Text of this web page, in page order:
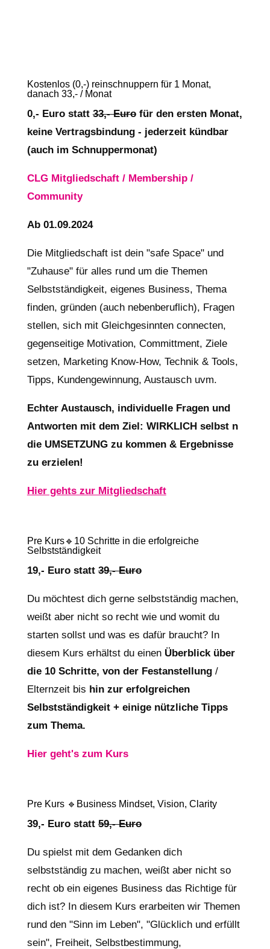
Kostenlos (0,-) reinschnuppern für 1 Monat,
danach 33,- / Monat
0,- Euro statt33,- Eurofür den ersten Monat,
keine Vertragsbindung - jederzeit kündbar
(auch im Schnuppermonat)
CLG Mitgliedschaft / Membership /
Community
Ab 01.09.2024
Die Mitgliedschaft ist dein "safe Space" und
"Zuhause" für alles rund um die Themen
Selbstständigkeit, eigenes Business, Thema
finden, gründen (auch nebenberuflich), Fragen
stellen, sich mit Gleichgesinnten connecten,
gegenseitige Motivation, Committment, Ziele
setzen, Marketing Know-How, Technik & Tools,
Tipps, Kundengewinnung, Austausch uvm.
Echter Austausch, individuelle Fragen und
Antworten mit dem Ziel: WIRKLICH selbst n
die UMSETZUNG zu kommen & Ergebnisse
zu erzielen!
Hier gehts zur Mitgliedschaft
Pre Kurs🔹10 Schritte in die erfolgreiche
Selbstständigkeit
19,- Euro statt39,- Euro
Du möchtest dich gerne selbstständig machen,
weißt aber nicht so recht wie und womit du
starten sollst und was es dafür braucht? In
diesem Kurs erhältst du einen Überblick über
die 10 Schritte, von der Festanstellung/
Elternzeit bis hin zur erfolgreichen
Selbstständigkeit + einige nützliche Tipps
zum Thema.
Hier geht's zum Kurs
Pre Kurs 🔹Business Mindset, Vision, Clarity
39,- Euro statt59,- Euro
Du spielst mit dem Gedanken dich
selbstständig zu machen, weißt aber nicht so
recht ob ein eigenes Business das Richtige für
dich ist? In diesem Kurs erarbeiten wir Themen
rund den "Sinn im Leben", "Glücklich und erfüllt
sein", Freiheit, Selbstbestimmung,